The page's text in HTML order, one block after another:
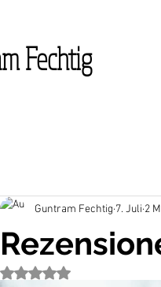
Fechtig
Guntram Fechtig 7. Juli 2
Mit NaN von 5 Sternen